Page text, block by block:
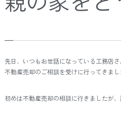
先日、いつもお世話になっている工務店さ
不動産売却のご相談を受けに行ってきまし
初めは不動産売却の相談に行きましたが